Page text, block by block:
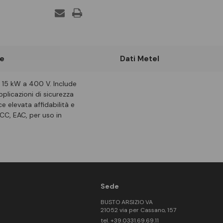
Dati Metel
kW a 400 V. Include
di sicurezza
elevata affidabilità e
EAC, per uso in
Sede
BUSTO ARSIZIO VA
21052 via per Cassano, 157
tel. +39.0331.69.69.11